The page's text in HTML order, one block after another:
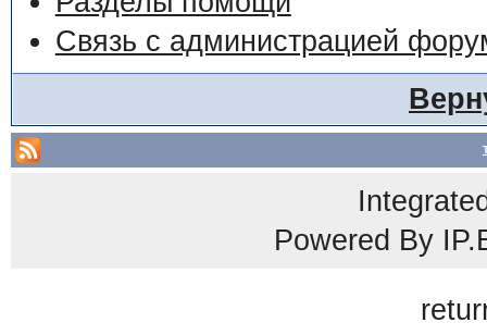
Связь с администрацией
Powered By